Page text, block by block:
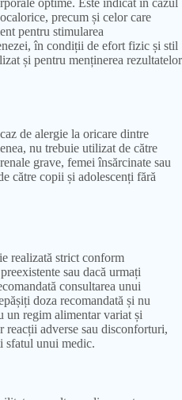
optime. Este indicat în cazul
precum și celor care
pentru stimularea
în condiții de efort fizic și stil
și pentru menținerea rezultatelor
de alergie la oricare dintre
nu trebuie utilizat de către
grave, femei însărcinate sau
către copii și adolescenți fără
realizată strict conform
sau dacă urmați
consultarea unui
doza recomandată și nu
un regim alimentar variat și
adverse sau disconforturi,
sfatul unui medic.